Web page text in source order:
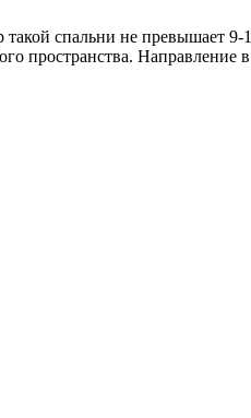
спальни не превышает
пространства.